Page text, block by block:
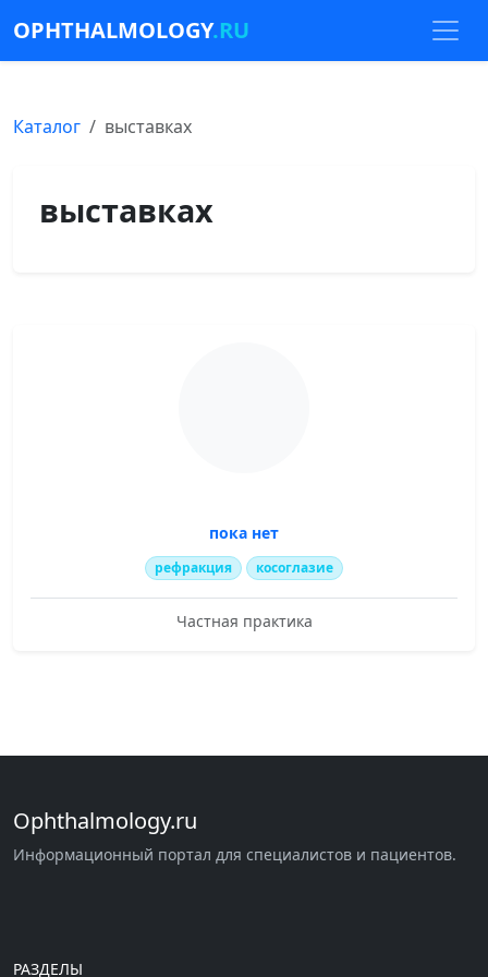
OPHTHALMOLOGY.RU
Каталог выставках
выставках
пока нет
рефракция косоглазие
Частная практика
Ophthalmology.ru
Информационный портал для специалистов и пациентов.
РАЗДЕЛЫ